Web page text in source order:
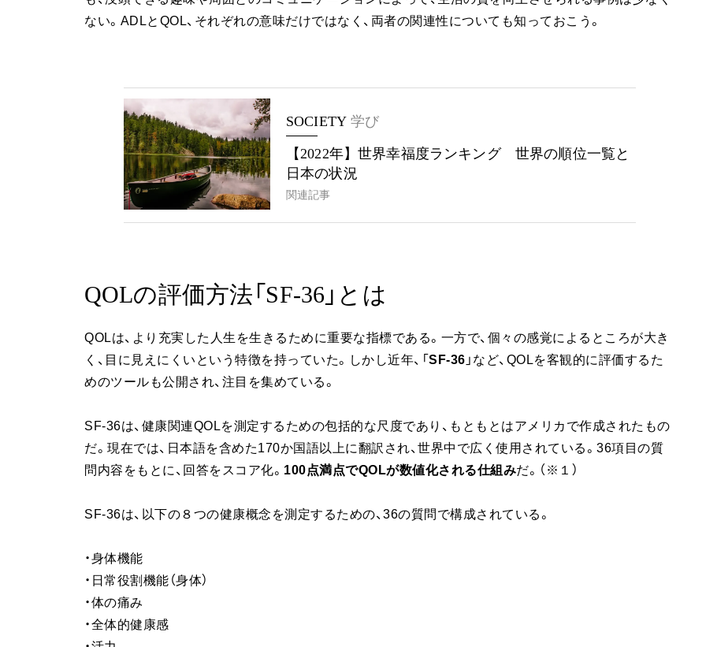
ない。ADLとQOL、それぞれの意味だけではなく、両者の関連性についても知っておこう。
SOCIETY 学び
【2022年】世界幸福度ランキング 世界の順位一覧と
日本の状況
関連記事
QOLの評価方法「SF-36」とは
QOLは、より充実した人生を生きるために重要な指標である。一方で、個々の感覚によるところが大き
く、目に見えにくいという特徴を持っていた。しかし近年、「 SF-36 」など、QOLを客観的に評価するた
めのツールも公開され、注目を集めている。
SF-36は、健康関連QOLを測定するための包括的な尺度であり、もともとはアメリカで作成されたもの
だ。現在では、日本語を含めた170か国語以上に翻訳され、世界中で広く使用されている。36項目の質
問内容をもとに、回答をスコア化。 100点満点でQOLが数値化される仕組みだ。（※１）
SF-36は、以下の８つの健康概念を測定するための、36の質問で構成されている。
・身体機能
・日常役割機能（身体）
・体の痛み
・全体的健康感